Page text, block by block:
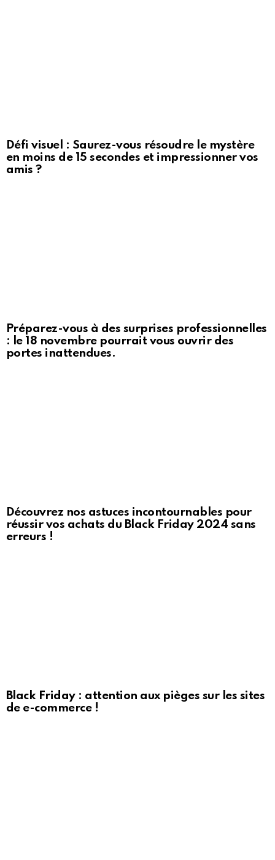
Défi visuel : Saurez-vous résoudre le mystère
en moins de 15 secondes et impressionner vos
amis ?
Préparez-vous à des surprises professionnelles
: le 18 novembre pourrait vous ouvrir des
portes inattendues.
Découvrez nos astuces incontournables pour
réussir vos achats du Black Friday 2024 sans
erreurs !
Black Friday : attention aux pièges sur les sites
de e-commerce !